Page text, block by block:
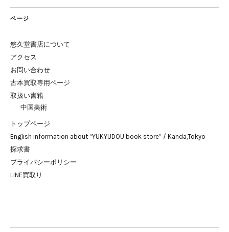
ページ
悠久堂書店について
アクセス
お問い合わせ
古本買取専用ページ
取扱い書籍
中国美術
トップページ
English information about “YUKYUDOU book store” / Kanda,Tokyo
探求書
プライバシーポリシー
LINE買取り